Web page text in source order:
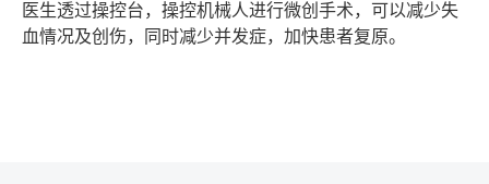
医生透过操控台，操控机械人进行微创手术，可以减少失
血情况及创伤，同时减少并发症，加快患者复原。